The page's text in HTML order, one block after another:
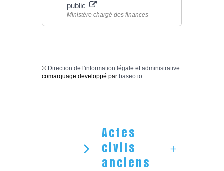
public
Ministère chargé des finances
© Direction de l'information légale et administrative
comarquage developpé par baseo.io
Actes
civils
anciens